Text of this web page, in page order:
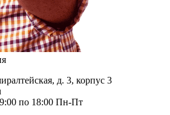
д. 3, корпус 3
по 18:00 Пн-Пт